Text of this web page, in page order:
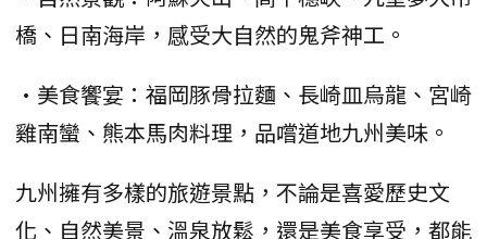
橋、日南海岸，感受大自然的鬼斧神工。
•美食饗宴：福岡豚骨拉麵、長崎皿烏龍、宮崎
雞南蠻、熊本馬肉料理，品嚐道地九州美味。
九州擁有多樣的旅遊景點，不論是喜愛歷史文
化、自然美景、溫泉放鬆，還是美食享受，都能